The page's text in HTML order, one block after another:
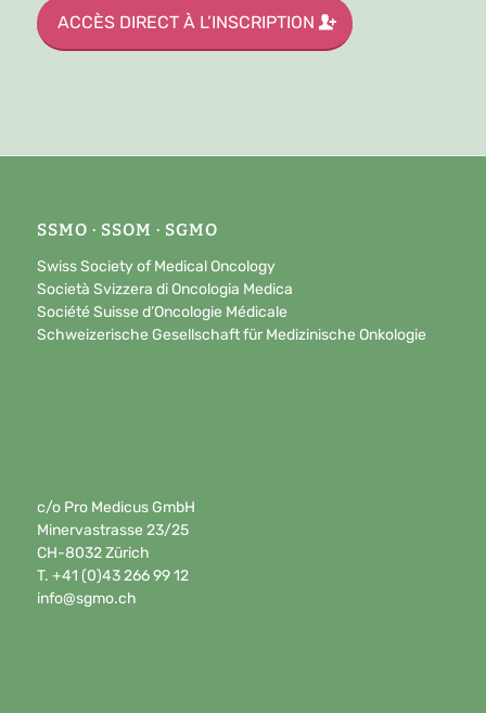
ACCÈS DIRECT À L’INSCRIPTION
SSMO · SSOM · SGMO
Swiss Society of Medical Oncology
Società Svizzera di Oncologia Medica
Société Suisse d’Oncologie Médicale
Schweizerische Gesellschaft für Medizinische Onkologie
c/o Pro Medicus GmbH
Minervastrasse 23/25
CH-8032 Zürich
T. +41 (0)43 266 99 12
info@sgmo.ch